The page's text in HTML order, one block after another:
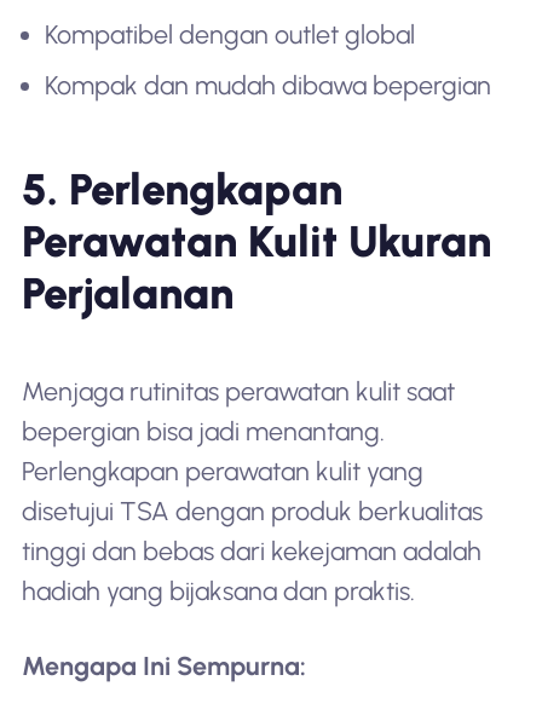
Kompatibel dengan outlet global
Kompak dan mudah dibawa bepergian
5. Perlengkapan
Perawatan Kulit Ukuran
Perjalanan
Menjaga rutinitas perawatan kulit saat
bepergian bisa jadi menantang.
Perlengkapan perawatan kulit yang
disetujui TSA dengan produk berkualitas
tinggi dan bebas dari kekejaman adalah
hadiah yang bijaksana dan praktis.
Mengapa Ini Sempurna: